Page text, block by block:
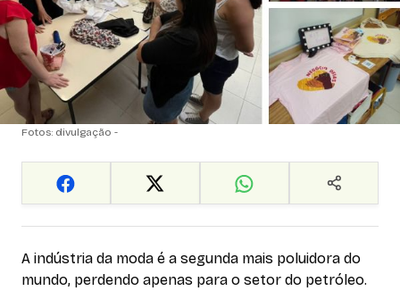
Fotos: divulgação -
A indústria da moda é a segunda mais poluidora do
mundo, perdendo apenas para o setor do petróleo.